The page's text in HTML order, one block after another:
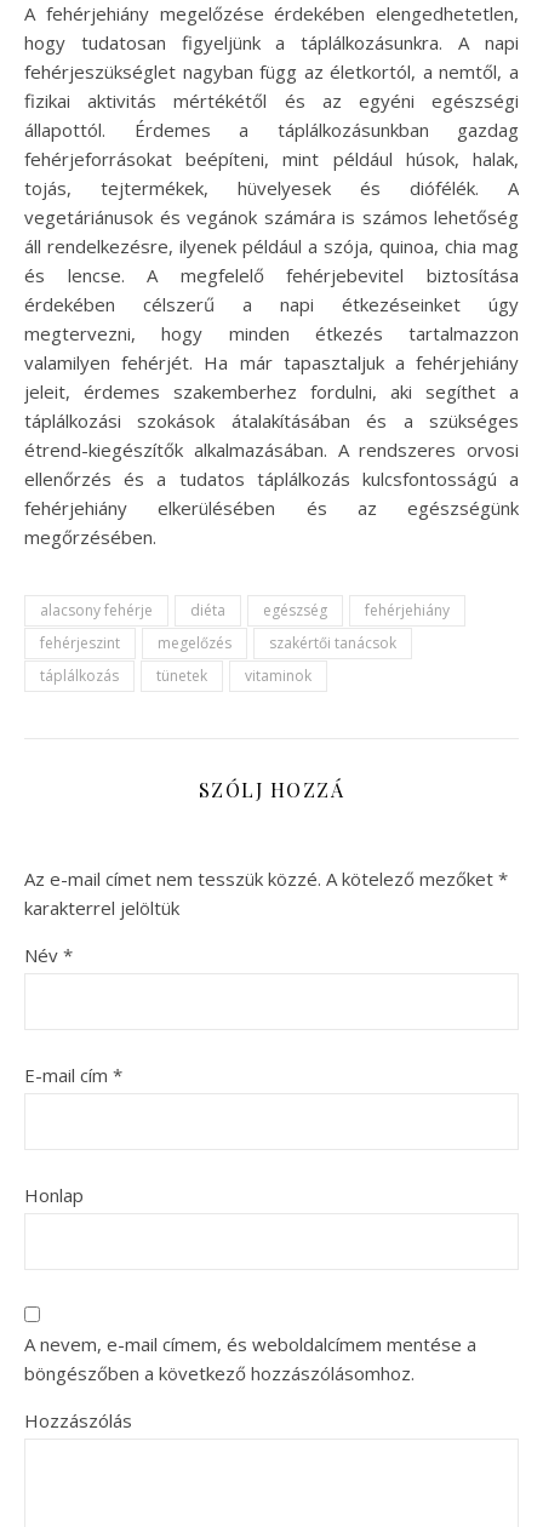
A fehérjehiány megelőzése érdekében elengedhetetlen,
hogy tudatosan figyeljünk a táplálkozásunkra. A napi
fehérjeszükséglet nagyban függ az életkortól, a nemtől, a
fizikai aktivitás mértékétől és az egyéni egészségi
állapottól. Érdemes a táplálkozásunkban gazdag
fehérjeforrásokat beépíteni, mint például húsok, halak,
tojás, tejtermékek, hüvelyesek és diófélék. A
vegetáriánusok és vegánok számára is számos lehetőség
áll rendelkezésre, ilyenek például a szója, quinoa, chia mag
és lencse. A megfelelő fehérjebevitel biztosítása
érdekében célszerű a napi étkezéseinket úgy
megtervezni, hogy minden étkezés tartalmazzon
valamilyen fehérjét. Ha már tapasztaljuk a fehérjehiány
jeleit, érdemes szakemberhez fordulni, aki segíthet a
táplálkozási szokások átalakításában és a szükséges
étrend-kiegészítők alkalmazásában. A rendszeres orvosi
ellenőrzés és a tudatos táplálkozás kulcsfontosságú a
fehérjehiány elkerülésében és az egészségünk
megőrzésében.
alacsony fehérje diéta egészség
fehérjehiány
fehérjeszint
megelőzés
szakértői tanácsok
táplálkozás
tünetek vitaminok
SZÓLJ HOZZÁ
Az e-mail címet nem tesszük közzé. A kötelező mezőket *
karakterrel jelöltük
Név *
E-mail cím *
Honlap
A nevem, e-mail címem, és weboldalcímem mentése a
böngészőben a következő hozzászólásomhoz.
Hozzászólás